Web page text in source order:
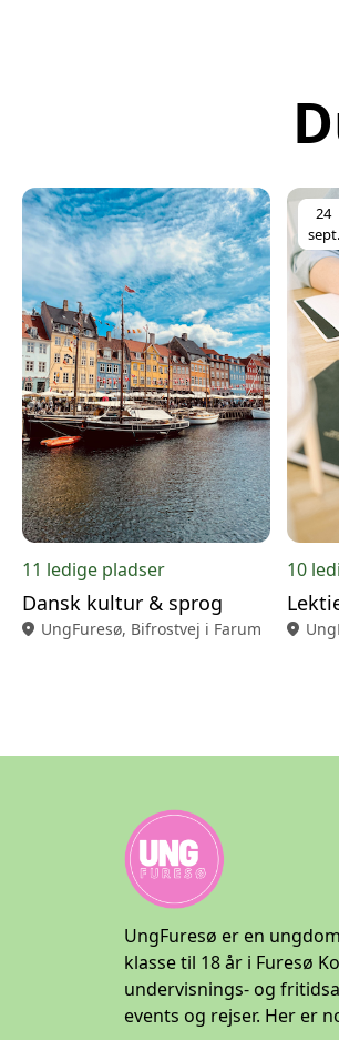
11 ledige pladser
Dansk kultur & sprog
location_on UngFuresø, Bifrostvej i Farum
24
sept.
10
location_on
UngFuresø er en
klasse til 18 år i Furesø
undervisnings- og
events og rejser. Her er